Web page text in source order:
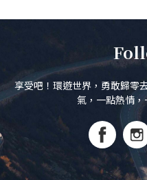
享受吧！環遊世界，勇敢歸零
氣，一點熱情